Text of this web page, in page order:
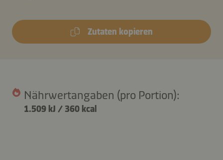
Zutaten kopieren
Nährwertangaben (pro Portion):
1.509 kJ / 360 kcal